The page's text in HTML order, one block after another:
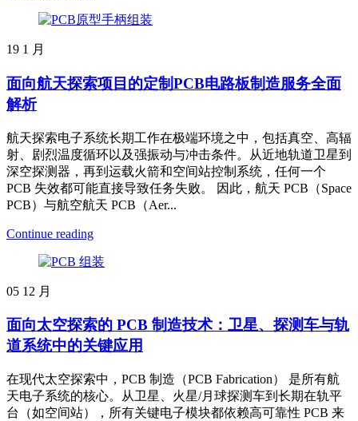
19 1 月
面向航天探索项目的定制PCB电路板制造服务全面
解析
航天探索电子系统长期工作在极端环境之中，包括真空、高辐
射、剧烈温度循环以及强振动与冲击条件。从近地轨道卫星到
深空探测器，再到运载火箭和空间站控制系统，任何一个
PCB 失效都可能直接导致任务失败。 因此，航天 PCB（Space
PCB）与航空航天 PCB（Aer...
Continue reading
05 12 月
面向太空探索的 PCB 制造技术：卫星、探测车与轨
道系统中的关键应用
在现代太空探索中，PCB 制造（PCB Fabrication） 是所有航
天电子系统的核心。从卫星、火星/月球探测车到长期在轨平
台（如空间站），所有关键电子模块都依赖高可靠性 PCB 来